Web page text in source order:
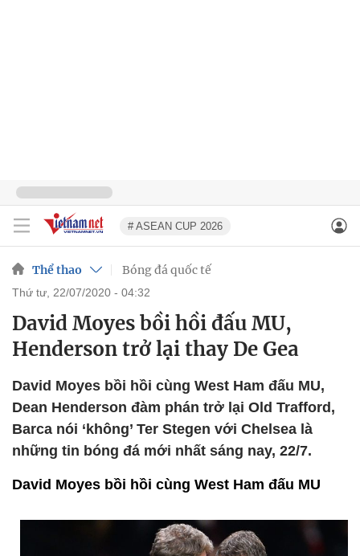
# ASEAN CUP 2026
Thể thao Bóng đá quốc tế
thứ tư, 22/07/2020 - 04:32
David Moyes bồi hồi đấu MU,
Henderson trở lại thay De Gea
David Moyes bồi hồi cùng West Ham đấu MU,
Dean Henderson đàm phán trở lại Old Trafford,
Barca nói ‘không’ Ter Stegen với Chelsea là
những tin bóng đá mới nhất sáng nay, 22/7.
David Moyes bồi hồi cùng West Ham đấu MU